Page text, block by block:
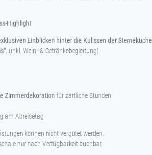
Highlight
Einblicken hinter die Kulissen der Sterneküche
. (inkl. Wein- & Getränkebegleitung)
Zimmerdekoration für zärtliche Stunden
am Abreisetag
können nicht vergütet werden.
nur nach Verfügbarkeit buchbar.